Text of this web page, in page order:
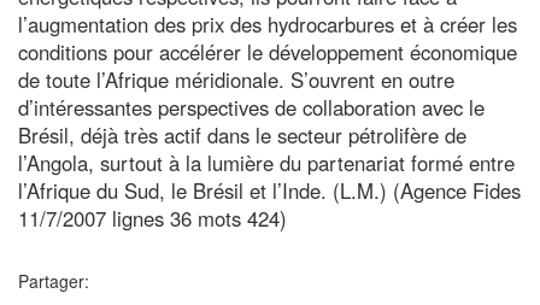
l’augmentation des prix des hydrocarbures et à créer les
conditions pour accélérer le développement économique
de toute l’Afrique méridionale. S’ouvrent en outre
d’intéressantes perspectives de collaboration avec le
Brésil, déjà très actif dans le secteur pétrolifère de
l’Angola, surtout à la lumière du partenariat formé entre
l’Afrique du Sud, le Brésil et l’Inde. (L.M.) (Agence Fides
11/7/2007 lignes 36 mots 424)
Partager: